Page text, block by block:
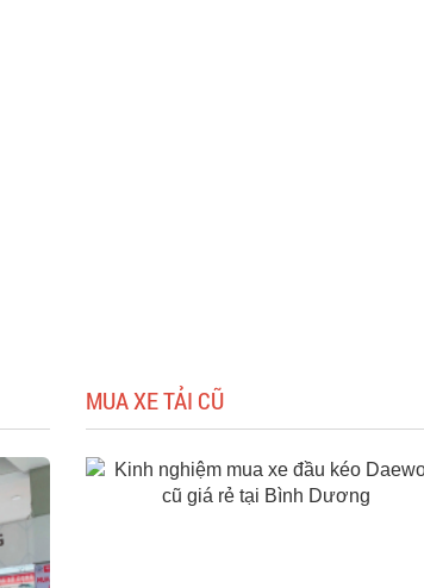
MUA XE TẢI CŨ